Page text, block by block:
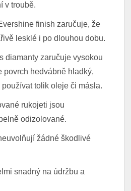
v troubě.
finish zaručuje, že
lesklé i po dlouhou dobu.
diamanty zaručuje vysokou
povrch hedvábně hladký,
tolik oleje či másla.
rukojeti jsou
odizolované.
žádné škodlivé
snadný na údržbu a